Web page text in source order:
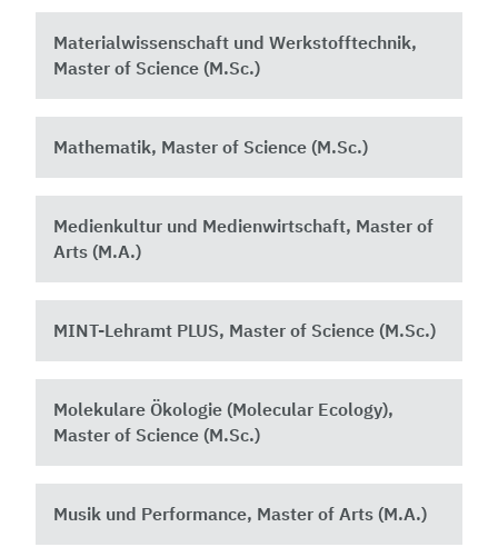
Materialwissenschaft und Werkstofftechnik,
Master of Science (M.Sc.)
Mathematik, Master of Science (M.Sc.)
Medienkultur und Medienwirtschaft, Master of
Arts (M.A.)
MINT-Lehramt PLUS, Master of Science (M.Sc.)
Molekulare Ökologie (Molecular Ecology),
Master of Science (M.Sc.)
Musik und Performance, Master of Arts (M.A.)